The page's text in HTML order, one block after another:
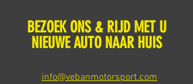
BEZOEK ONS & RIJD MET U
NIEUWE AUTO NAAR HUIS
info@vebanmotorsport.com